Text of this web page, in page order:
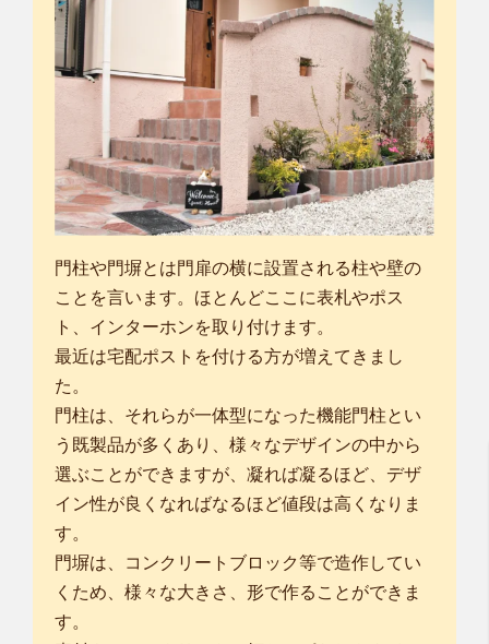
門柱や門塀とは門扉の横に設置される柱や壁の
ことを言います。ほとんどここに表札やポス
ト、インターホンを取り付けます。
最近は宅配ポストを付ける方が増えてきまし
た。
門柱は、それらが一体型になった機能門柱とい
う既製品が多くあり、様々なデザインの中から
選ぶことができますが、凝れば凝るほど、デザ
イン性が良くなればなるほど値段は高くなりま
す。
門塀は、コンクリートブロック等で造作してい
くため、様々な大きさ、形で作ることができま
す。